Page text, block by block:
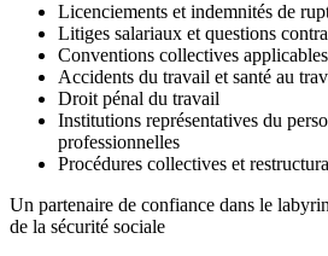
Licenciements et indemnités de
Litiges salariaux et questions
Conventions collectives applicables
Accidents du travail et santé au
Droit pénal du travail
Institutions représentatives du
professionnelles
Procédures collectives et
Un partenaire de confiance dans le
de la sécurité sociale